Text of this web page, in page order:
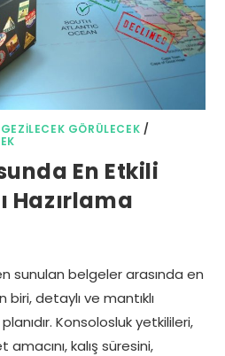
GEZILECEK GÖRÜLECEK /
En Etkili
Hazırlama
sunulan belgeler arasında en
detaylı ve mantıklı
Konsolosluk yetkilileri,
kalış süresini,